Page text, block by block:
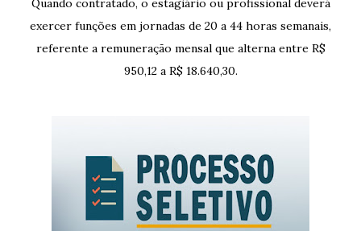
Quando contratado, o estagiário ou profissional deverá
exercer funções em jornadas de 20 a 44 horas semanais,
referente a remuneração mensal que alterna entre R$
950,12 a R$ 18.640,30.